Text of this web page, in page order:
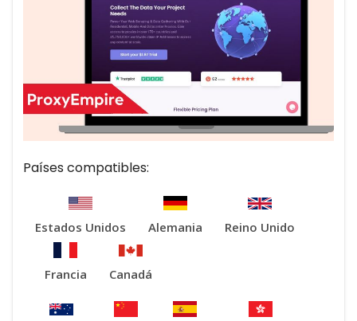
Países compatibles:
Estados Unidos Alemania Reino Unido
Francia Canadá